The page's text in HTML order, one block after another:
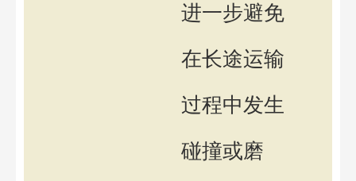
进一步避免
在长途运输
过程中发生
碰撞或磨